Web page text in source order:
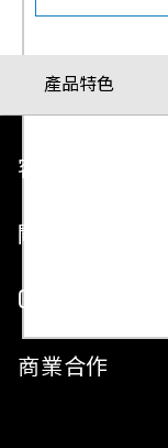
產品特色
客戶服務
關於 GARMIN
GARMIN 平台
商業合作